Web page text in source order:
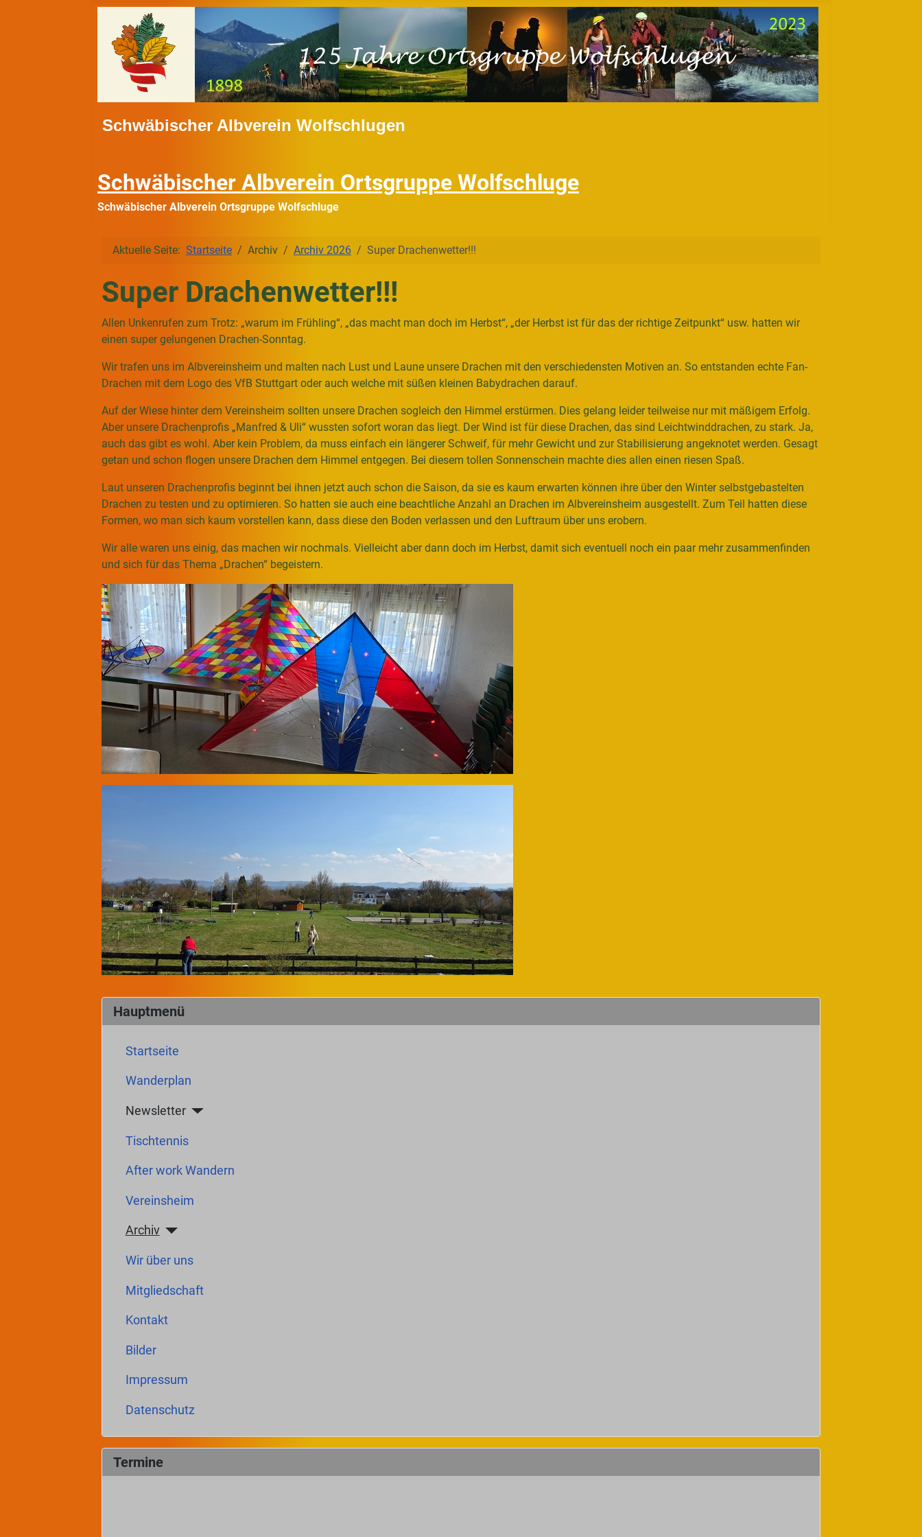
Schwäbischer Albverein Wolfschlugen
Schwäbischer Albverein Ortsgruppe Wolfschluge
Schwäbischer Albverein Ortsgruppe Wolfschluge
Hauptmenü
Startseite
Wanderplan
Newsletter
Tischtennis
After work Wandern
Vereinsheim
Archiv
Wir über uns
Mitgliedschaft
Kontakt
Bilder
Impressum
Datenschutz
Termine
Aktuelle Seite: Startseite Archiv Archiv 2026 Super Drachenwetter!!!
Super Drachenwetter!!!
Allen Unkenrufen zum Trotz: „warum im Frühling“, „das macht man doch im Herbst“, „der Herbst ist für das der richtige Zeitpunkt“ usw. hatten wir
einen super gelungenen Drachen-Sonntag.
Wir trafen uns im Albvereinsheim und malten nach Lust und Laune unsere Drachen mit den verschiedensten Motiven an. So entstanden echte Fan-
Drachen mit dem Logo des VfB Stuttgart oder auch welche mit süßen kleinen Babydrachen darauf.
Auf der Wiese hinter dem Vereinsheim sollten unsere Drachen sogleich den Himmel erstürmen. Dies gelang leider teilweise nur mit mäßigem Erfolg.
Aber unsere Drachenprofis „Manfred & Uli“ wussten sofort woran das liegt. Der Wind ist für diese Drachen, das sind Leichtwinddrachen, zu stark. Ja,
auch das gibt es wohl. Aber kein Problem, da muss einfach ein längerer Schweif, für mehr Gewicht und zur Stabilisierung angeknotet werden. Gesagt
getan und schon flogen unsere Drachen dem Himmel entgegen. Bei diesem tollen Sonnenschein machte dies allen einen riesen Spaß.
Laut unseren Drachenprofis beginnt bei ihnen jetzt auch schon die Saison, da sie es kaum erwarten können ihre über den Winter selbstgebastelten
Drachen zu testen und zu optimieren. So hatten sie auch eine beachtliche Anzahl an Drachen im Albvereinsheim ausgestellt. Zum Teil hatten diese
Formen, wo man sich kaum vorstellen kann, dass diese den Boden verlassen und den Luftraum über uns erobern.
Wir alle waren uns einig, das machen wir nochmals. Vielleicht aber dann doch im Herbst, damit sich eventuell noch ein paar mehr zusammenfinden
und sich für das Thema „Drachen“ begeistern.